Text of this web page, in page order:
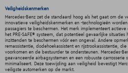
Veiligheidskenmerken
Mercedes-Benz zet de standaard hoog als het gaat om de
innovatieve veiligheidskenmerken en -technologieën
passagiers te beschermen. Het merk implementeert actieve
het PRE-SAFE® systeem, dat potentieel gevaarlijke
inzittenden te beschermen vóór een ongeval. Andere
remassistentie, dodehoekassistent en rijstrookassistentie,
voorkomen en de bestuurder te ondersteunen. Mercedes-
geavanceerde airbagsystemen en een robuuste
minimaliseert. Deze toewijding aan veiligheid bevestigt
veiligste automerken op de markt.